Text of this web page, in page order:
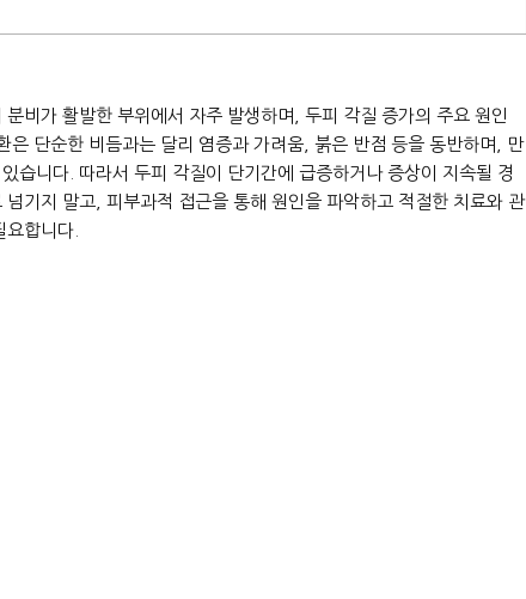
비가 활발한 부위에서 자주 발생하며, 두피 각질 증가의 주요 원인
은 단순한 비듬과는 달리 염증과 가려움, 붉은 반점 등을 동반하며, 만
습니다. 따라서 두피 각질이 단기간에 급증하거나 증상이 지속될 경
넘기지 말고, 피부과적 접근을 통해 원인을 파악하고 적절한 치료와 관
합니다.